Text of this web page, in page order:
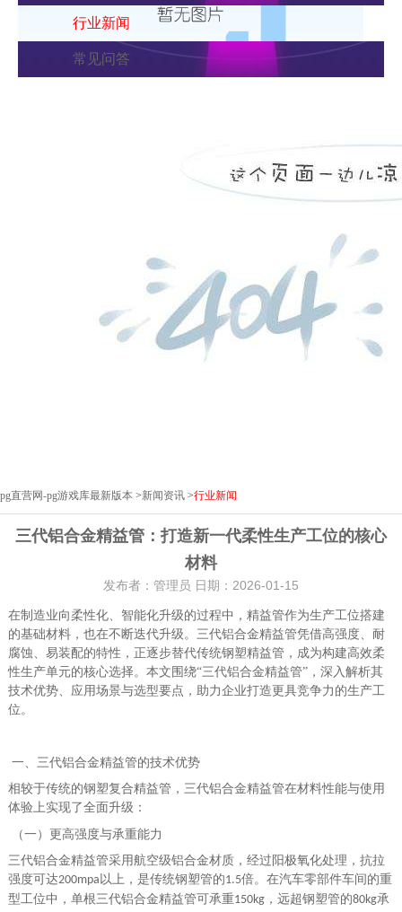
行业新闻
常见问答
pg直营网-pg游戏库最新版本 >新闻资讯 >行业新闻
三代铝合金精益管：打造新一代柔性生产工位的核心
材料
发布者：管理员 日期：2026-01-15
在制造业向柔性化、智能化升级的过程中，精益管作为生产工位搭建
的基础材料，也在不断迭代升级。三代铝合金精益管凭借高强度、耐
腐蚀、易装配的特性，正逐步替代传统钢塑精益管，成为构建高效柔
性生产单元的核心选择。本文围绕“三代铝合金精益管”，深入解析其
技术优势、应用场景与选型要点，助力企业打造更具竞争力的生产工
位。
一、三代铝合金精益管的技术优势
相较于传统的钢塑复合精益管，三代铝合金精益管在材料性能与使用
体验上实现了全面升级：
（一）更高强度与承重能力
三代铝合金精益管采用航空级铝合金材质，经过阳极氧化处理，抗拉
强度可达200mpa 以上，是传统钢塑管的1.5倍。在汽车零部件车间的重
型工位中，单根三代铝合金精益管可承重150kg，远超钢塑管的80kg承